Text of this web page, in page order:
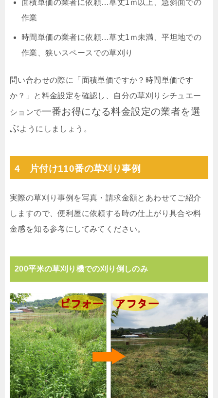
面積単価の業者に依頼…草丈1ｍ以上、急斜面での
作業
時間単価の業者に依頼…草丈1ｍ未満、平坦地での
作業、狭いスペースでの草刈り
問い合わせの際に「面積単価ですか？時間単価です
か？」と料金設定を確認し、自分の草刈りシチュエー
ションで一番お得になる料金設定の業者を選
ぶようにしましょう。
4 片付け110番の草刈り事例
実際の草刈り事例を写真・請求金額とあわせてご紹介
しますので、便利屋に依頼する時の仕上がり具合や料
金感を知る参考にしてみてください。
200平米の草刈り機での刈り倒しのみ